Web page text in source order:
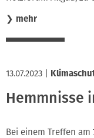
❯ mehr
13.07.2023
Hemmnisse
Bei einem Treffen am